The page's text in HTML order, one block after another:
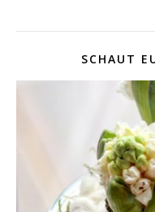
SCHAUT